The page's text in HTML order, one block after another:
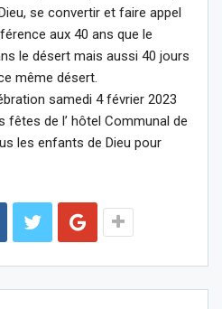
se convertir et faire appel
aux 40 ans que le
le désert mais aussi 40 jours
même désert.
samedi 4 février 2023
fêtes de l’ hôtel Communal de
les enfants de Dieu pour